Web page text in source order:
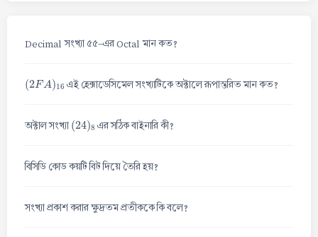
Decimal সংখ্যা ৫৫-এর Octal মান কত?
(2 FA )16 এই হেক্সাডেসিমেল সংখ্যাটিকে অক্টালে রূপান্তরিত মান কত?
অক্টাল সংখ্যা (24) এর সঠিক বাইনারি কী?
বিসিডি কোড কয়টি বিট দিয়ে তৈরি হয়?
সংখ্যা প্রকাশ করার ক্ষুদ্রতম প্রতীককে কি বলে?